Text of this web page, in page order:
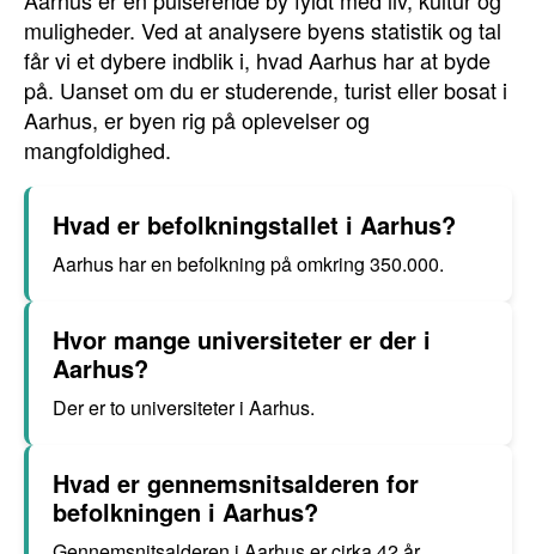
muligheder. Ved at analysere byens statistik og tal
får vi et dybere indblik i, hvad Aarhus har at byde
på. Uanset om du er studerende, turist eller bosat i
Aarhus, er byen rig på oplevelser og
mangfoldighed.
Hvad er befolkningstallet i Aarhus?
Aarhus har en befolkning på omkring 350.000.
Hvor mange universiteter er der i
Aarhus?
Der er to universiteter i Aarhus.
Hvad er gennemsnitsalderen for
befolkningen i Aarhus?